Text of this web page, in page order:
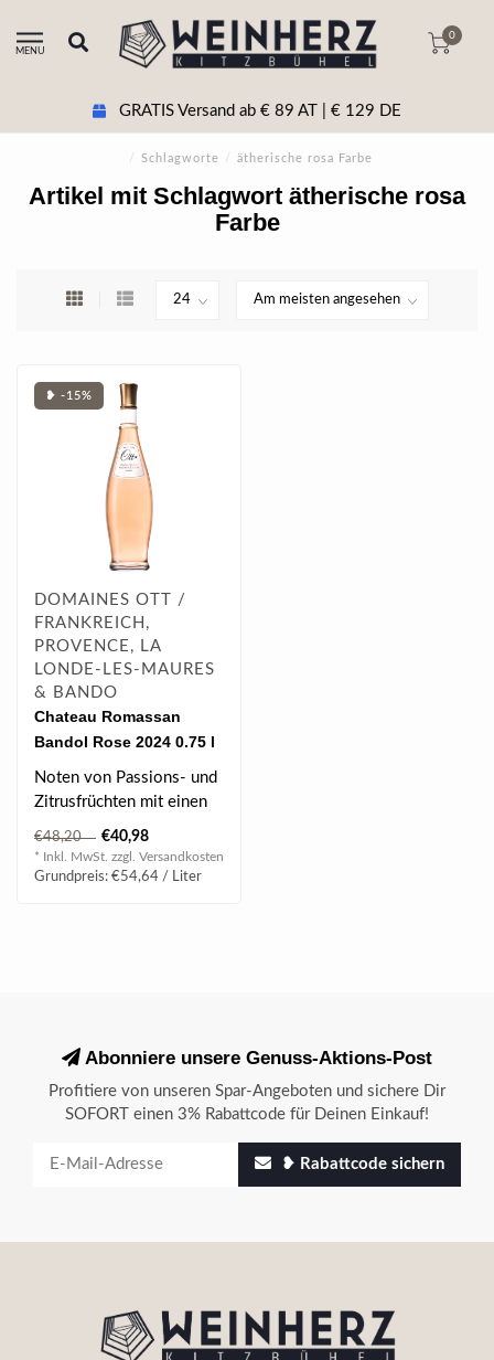
MENU
0
GRATIS Versand ab € 89 AT | € 129 DE
/ Schlagworte / ätherische rosa Farbe
Artikel mit Schlagwort ätherische rosa
Farbe
❥ -15%
DOMAINES OTT /
FRANKREICH,
PROVENCE, LA
LONDE-LES-MAURES
& BANDO
Chateau Romassan
Bandol Rose 2024 0.75 l
Noten von Passions- und
Zitrusfrüchten mit einen
subtilen Hauch von rotem
Pfeff..
€48,20 €40,98
* Inkl. MwSt. zzgl. Versandkosten
Grundpreis: €54,64 / Liter
Abonniere unsere Genuss-Aktions-Post
Profitiere von unseren Spar-Angeboten und sichere Dir
SOFORT einen 3% Rabattcode für Deinen Einkauf!
❥ Rabattcode sichern